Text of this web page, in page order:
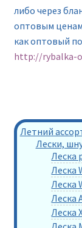
либо через
оптовым
как оптовый
http://rybalka-
Летний
Лески,
Леска
Леска
Леска
Леска
Леска